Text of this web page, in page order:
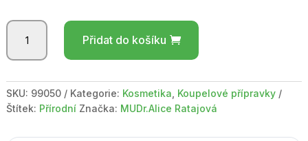
BOTANICO
Bath
med
50g
Přidat do košíku
SKU: 99050 Kategorie: Kosmetika Koupelové přípravky
Štítek: Přírodní Značka: MUDr.Alice Ratajová